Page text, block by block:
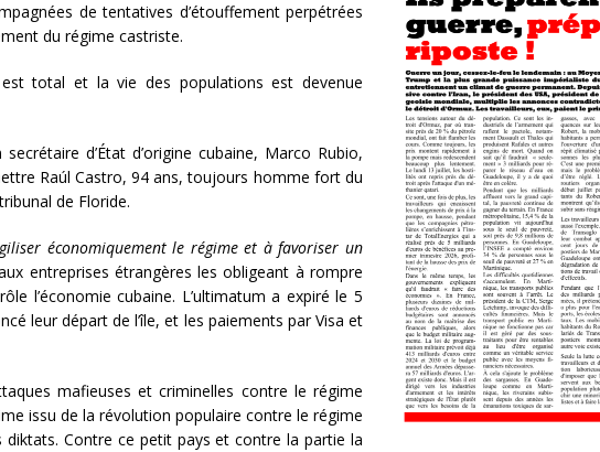
de tentatives d’étouffement perpétrées
du régime castriste.
total et la vie des populations est devenue
d’État d’origine cubaine, Marco Rubio,
Raúl Castro, 94 ans, toujours homme fort du
de Floride.
économiquement le régime et à favoriser un
entreprises étrangères les obligeant à rompre
l’économie cubaine. L’ultimatum a expiré le 5
leur départ de l’île, et les paiements par Visa et
mafieuses et criminelles contre le régime
issu de la révolution populaire contre le régime
Contre ce petit pays et contre la partie la